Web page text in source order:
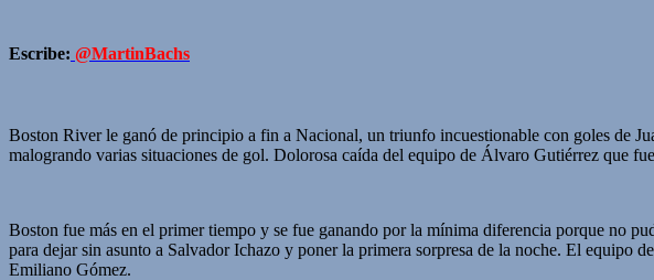
Escribe: @MartinBachs
Boston River le ganó de principio a fin a Nacional, un triunfo incuestionable con goles de
malogrando varias situaciones de gol. Dolorosa caída del equipo de Álvaro Gutiérrez que
Boston fue más en el primer tiempo y se fue ganando por la mínima diferencia porque no
para dejar sin asunto a Salvador Ichazo y poner la primera sorpresa de la noche. El
Emiliano Gómez.